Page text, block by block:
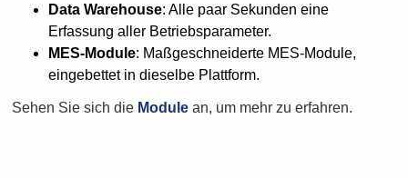
Data Warehouse: Alle paar Sekunden eine
Erfassung aller Betriebsparameter.
MES-Module: Maßgeschneiderte MES-Module,
eingebettet in dieselbe Plattform.
Sehen Sie sich die Module an, um mehr zu erfahren.